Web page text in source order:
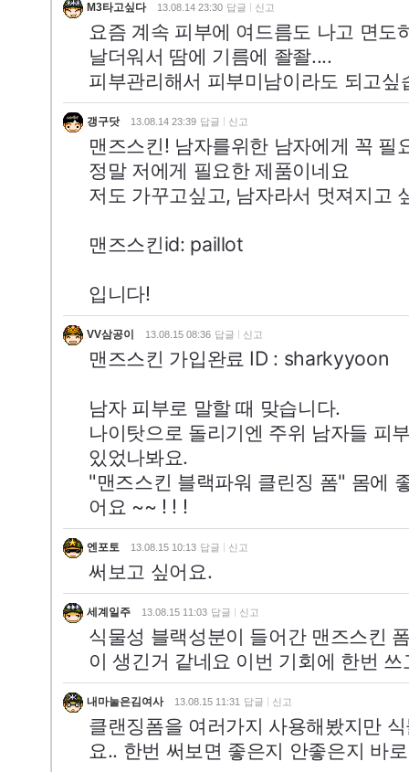
M3타고싶다 13.08.14 23:30 답글 신고
요즘 계속 피부에 여드름도 나고 면도
날더워서 땀에 기름에 좔좔....
피부관리해서 피부미남이라도 되고싶
갱구닷 13.08.14 23:39 답글 신고
맨즈스킨! 남자를위한 남자에게 꼭
정말 저에게 필요한 제품이네요
저도 가꾸고싶고, 남자라서 멋져지고
맨즈스킨id: paillot
입니다!
VV삼공이 13.08.15 08:36 답글 신고
맨즈스킨 가입완료 ID : sharkyyoon
남자 피부로 말할 때 맞습니다.
나이탓으로 돌리기엔 주위 남자들 피
있었나봐요.
"맨즈스킨 블랙파워 클린징 폼" 몸에
어요 ~~ ! ! !
엔포토 13.08.15 10:13 답글 신고
써보고 싶어요.
세계일주 13.08.15 11:03 답글 신고
식물성 블랙성분이 들어간 맨즈스킨
이 생긴거 같네요 이번 기회에 한번 쓰
내마눌은김여사 13.08.15 11:31 답글 신고
클랜징폼을 여러가지 사용해봤지만
요.. 한번 써보면 좋은지 안좋은지 바